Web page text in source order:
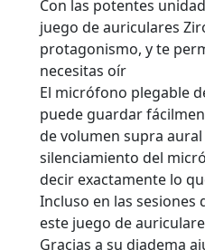
Con las potentes
juego de auriculares
protagonismo, y te
necesitas oír
El micrófono plegable
puede guardar
de volumen supra
silenciamiento del
decir exactamente lo
Incluso en las sesiones
este juego de
Gracias a su diadema